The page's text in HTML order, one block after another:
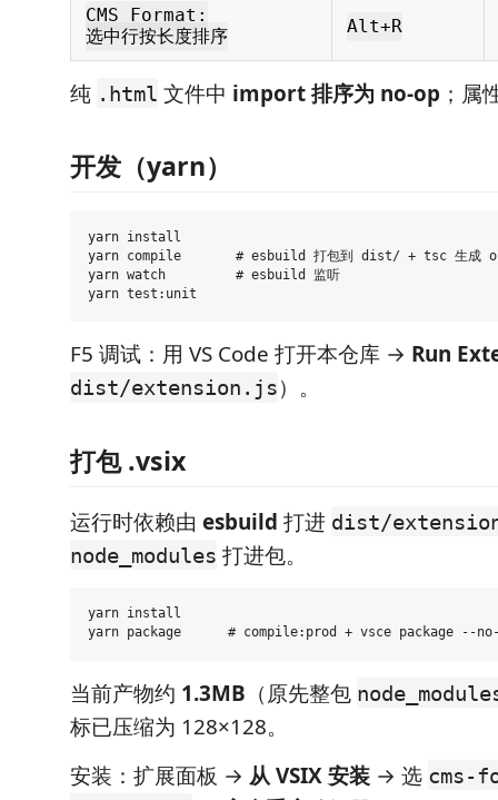
CMS Format:
选中行按长度排序
Alt+R
纯 .html 文件中 import 排序为 no-op ；属
开发（yarn）
yarn install
yarn compile       # esbuild 打包到 dist/ + tsc 生成
yarn watch         # esbuild 监听
F5 调试：用 VS Code 打开本仓库 → Run
dist/extension.js）。
打包 .vsix
运行时依赖由 esbuild 打进 dist/
node_modules 打进包。
yarn install
当前产物约 1.3MB （原先整包
标已压缩为 128×128。
安装：扩展面板 → 从 VSIX 安装 → 选 cms-